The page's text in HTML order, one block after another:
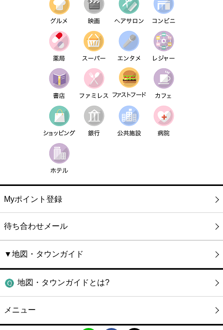
Myポイント登録
待ち合わせメール
▼地図・タウンガイド
地図・タウンガイドとは?
メニュー